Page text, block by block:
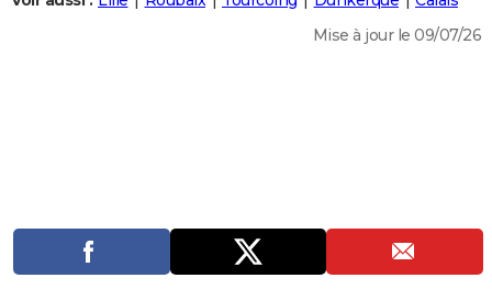
Dictionnaire
Biographies
Expressions
Proverbes
PROGRAMME TV
Mise à jour le 09/07/26